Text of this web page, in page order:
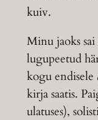
kuiv.
Minu jaoks
lugupeetud
kogu endisele
kirja saatis.
ulatuses),